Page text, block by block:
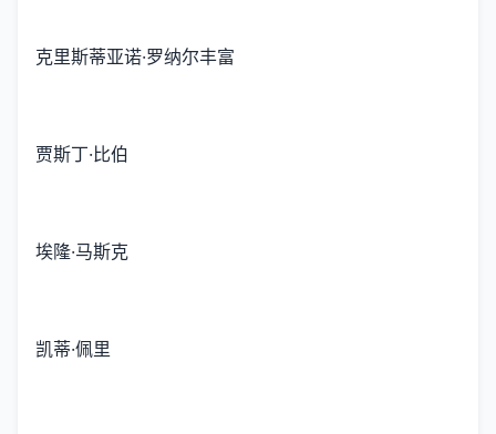
克里斯蒂亚诺·罗纳尔丰富
贾斯丁·比伯
埃隆·马斯克
凯蒂·佩里